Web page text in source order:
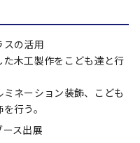
スの活用
木工製作をこども達と行
ネーション装飾、こども
行う。
ス出展